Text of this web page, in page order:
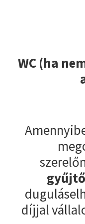
WC (ha
díjjal